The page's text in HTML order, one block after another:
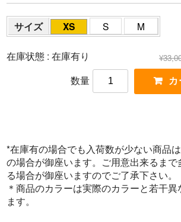
サイズ XS S M
在庫状態 :在庫有り
数量
*在庫有の場合でも入荷数が少ない商品
の場合が御座います。ご用意出来るま
る場合が御座いますのでご了承下さい。
＊商品のカラーは実際のカラーと若干
ます。